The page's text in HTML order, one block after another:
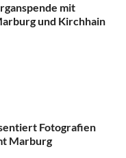
mit
und Kirchhain
Fotografien
Marburg